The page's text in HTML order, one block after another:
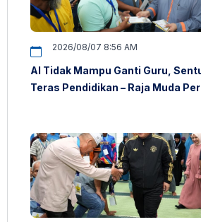
2026/08/07 8:56 AM
AI Tidak Mampu Ganti Guru,
Teras Pendidikan – Raja Muda